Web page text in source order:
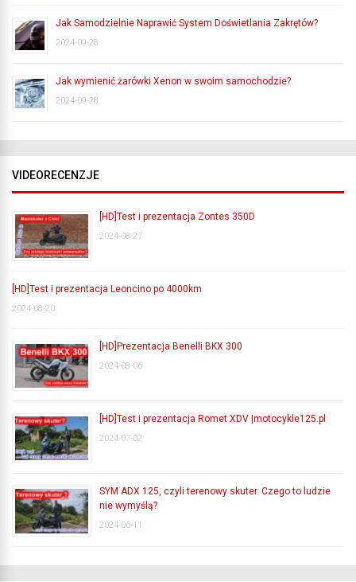
Jak Samodzielnie Naprawić System Doświetlania Zakrętów?
2024-09-28
Jak wymienić żarówki Xenon w swoim samochodzie?
2024-09-28
VIDEORECENZJE
[HD]Test i prezentacja Zontes 350D
2024-08-27
[HD]Test i prezentacja Leoncino po 4000km
2024-08-20
[HD]Prezentacja Benelli BKX 300
2024-08-06
[HD]Test i prezentacja Romet XDV |motocykle125.pl
2024-07-02
SYM ADX 125, czyli terenowy skuter. Czego to ludzie
nie wymyślą?
2024-06-11